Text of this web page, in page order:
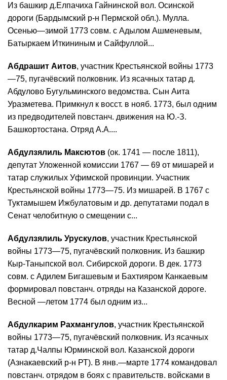
Из башкир д.Елпачиха Гайнинской вол. Осинской
дороги (Бардымский р-н Пермской обл.). Мулла.
Осенью—зимой 1773 совм. с Адылом Ашменевым,
Батыркаем Иткининым и Сайфуллой...
Абдрашит Аитов, участник Крестьянской войны 1773
—75, пугачёвский полковник. Из ясачных татар д.
Абдулово Бугульминского ведомства. Сын Аита
Уразметева. Примкнул к восст. в нояб. 1773, был одним
из предводителей повстанч. движения на Ю.-З.
Башкортостана. Отряд А.А....
Абдулзялиль Максютов (ок. 1741 — после 1811),
депутат Уложенной комиссии 1767 — 69 от мишарей и
татар служилых Уфимской провинции. Участник
Крестьянской войны 1773—75. Из мишарей. В 1767 с
Туктамышем Ижбулатовым и др. депутатами подал в
Сенат челобитную о смещении с...
Абдулзялиль Урускулов, участник Крестьянской
войны 1773—75, пугачёвский полковник. Из башкир
Кыр-Таныпской вол. Сибирской дороги. В дек. 1773
совм. с Адилем Бигашевым и Бахтияром Канкаевым
формировал повстанч. отряды на Казанской дороге.
Весной —летом 1774 был одним из...
Абдулкарим Рахмангулов, участник Крестьянской
войны 1773—75, пугачёвский полковник. Из ясачных
татар д.Чалпы Юрминской вол. Казанской дороги
(Азнакаевский р-н РТ). В янв.—марте 1774 командовал
повстанч. отрядом в боях с правительств. войсками в